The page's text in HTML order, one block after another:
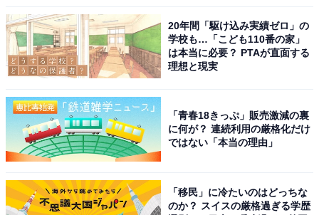
1位は、「仮面ライダークウガ」が選ばれました！ 2000
年に放送が開始された、平成仮面ライダーシリーズの記
設定を継承しつつ、新しい試みを多方面で盛り込んだ意
欲作です。主人公の五代雄介を演じたのは、今や個性派
20年間「駆け込み実績ゼロ」の
学校も…「こども110番の家」
は本当に必要？ PTAが直面する
理想と現実
「青春18きっぷ」販売激減の裏
に何が？ 連続利用の厳格化だけ
ではない「本当の理由」
「移民」に冷たいのはどっちな
のか？ スイスの厳格過ぎる学歴